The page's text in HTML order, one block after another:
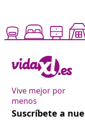
Vive mejor por
menos
Suscríbete a